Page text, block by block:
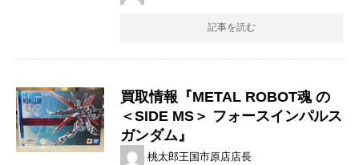
記事を読む
買取情報『METAL ​ROBOT魂 ​の
＜SIDE ​MS＞ ​フォースインパルス
ガンダム』
桃太郎王国市原店店長